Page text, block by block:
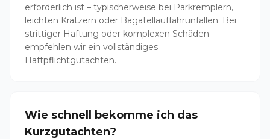
erforderlich ist – typischerweise bei Parkremplern,
leichten Kratzern oder Bagatellauffahrunfällen. Bei
strittiger Haftung oder komplexen Schäden
empfehlen wir ein vollständiges
Haftpflichtgutachten.
Wie schnell bekomme ich das
Kurzgutachten?